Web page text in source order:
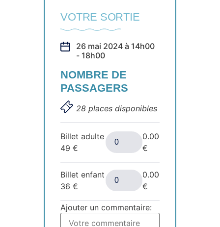
VOTRE SORTIE
26 mai 2024 à 14h00
- 18h00
NOMBRE DE
PASSAGERS
28 places disponibles
Billet adulte
49€
0.00
€
Billet enfant
36€
0.00
€
Ajouter un commentaire: